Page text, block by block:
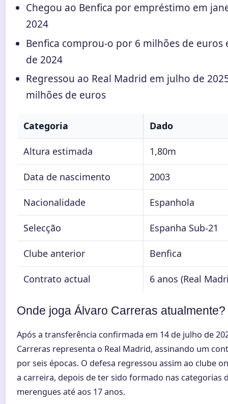
Chegou ao Benfica por empréstimo em
2024
Benfica comprou-o por 6 milhões de euros
de 2024
Regressou ao Real Madrid em julho de
milhões de euros
Categoria Dado
Altura estimada 1,80m
Data de nascimento 2003
Nacionalidade Espanhola
Selecção Espanha Sub-21
Clube anterior Benfica
Contrato actual 6 anos (Real
Onde joga Álvaro Carreras atualmente?
Após a transferência confirmada em 14 de julho de
Carreras representa o Real Madrid, assinando um
por seis épocas. O defesa regressou assim ao clube
a carreira, depois de ter sido formado nas categorias
merengues até aos 17 anos.